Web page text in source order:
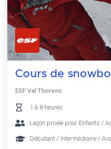
Cours de
ESF Val Thorens
1 à 8 heures
Leçon privée pour Enfants /
Débutant / Intermédiaire /